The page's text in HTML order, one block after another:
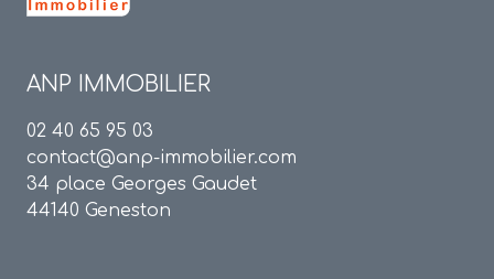
ANP IMMOBILIER
02 40 65 95 03
contact@anp-immobilier.com
34 place Georges Gaudet
44140 Geneston